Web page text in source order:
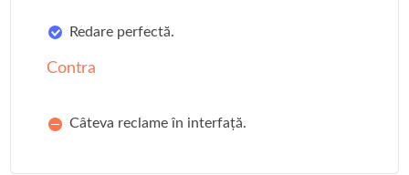
Redare perfectă.
Contra
Câteva reclame în interfață.